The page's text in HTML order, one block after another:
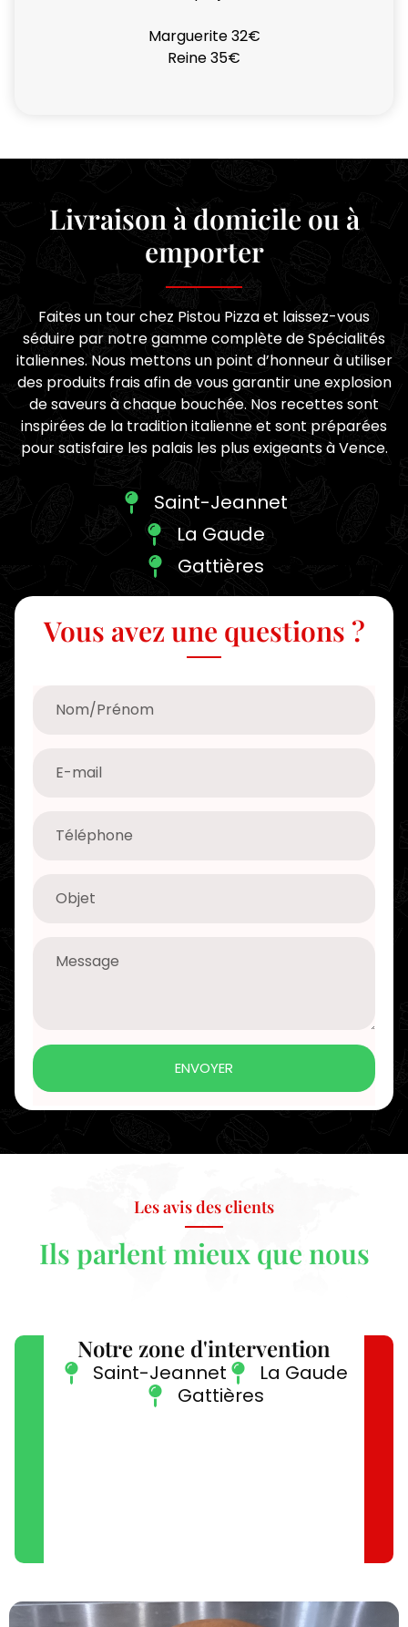
Marguerite 32€
Reine 35€
Livraison à domicile ou à
emporter
Faites un tour chez Pistou Pizza et laissez-vous
séduire par notre gamme complète de Spécialités
italiennes. Nous mettons un point d’honneur à utiliser
des produits frais afin de vous garantir une explosion
de saveurs à chaque bouchée. Nos recettes sont
inspirées de la tradition italienne et sont préparées
pour satisfaire les palais les plus exigeants à Vence.
Saint-Jeannet
La Gaude
Gattières
Vous avez une questions ?
ENVOYER
Les avis des clients
Ils parlent mieux que nous
Notre zone d'intervention
Saint-Jeannet
La Gaude
Gattières